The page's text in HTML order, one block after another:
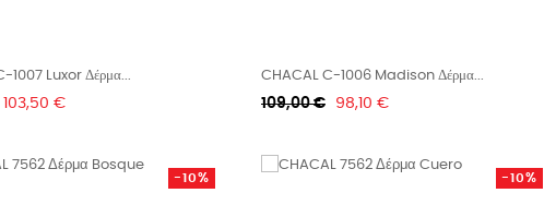
1007 Luxor Δέρμα...
Τιμή
103,50 €
CHACAL C-1006 Madison Δέρμα...
Κανονική
109,00 € Τιμή
98,10 €
-10% -10%